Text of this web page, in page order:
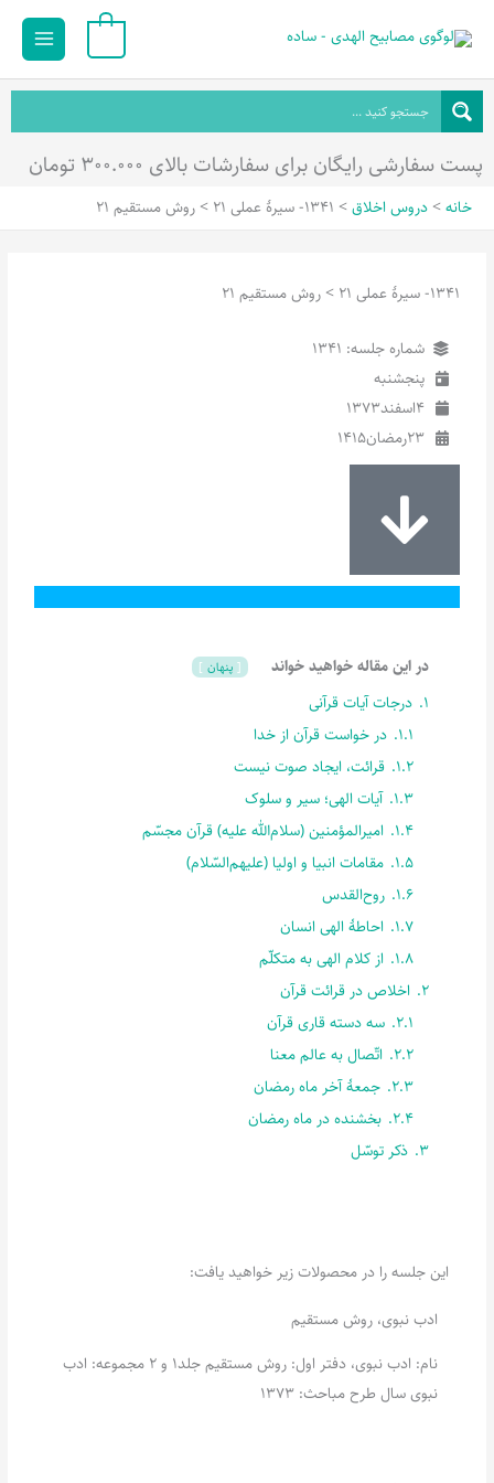
محتوا
Main
پست سفارشی رایگان برای سفارشات بالای ۳۰۰.۰۰۰ تومان
خانه دروس اخلاق 1341- سیرۀ عملی 21 > روش مستقیم 21
1341- سیرۀ عملی 21 > روش مستقیم 21
شماره جلسه: 1341
پنجشنبه
4اسفند1373
23رمضان1415
در این مقاله خواهید خواند پنهان
1. درجات آیات قرآنی
1.1. در خواست قرآن از خدا
1.2. قرائت، ایجاد صوت نیست
1.3. آیات الهی؛ سیر و سلوک
1.4. امیرالمؤمنین (سلام‌الله علیه) قرآن مجسّم
1.5. مقامات انبیا و اولیا (علیهم‌السّلام)
1.6. روح‌القدس
1.7. احاطۀ الهی انسان
1.8. از کلام الهی به متکلّم
2. اخلاص در قرائت قرآن
2.1. سه دسته قاری قرآن
2.2. اتّصال به عالم معنا
2.3. جمعۀ آخر ماه رمضان
2.4. بخشنده در ماه رمضان
3. ذکر توسّل
این جلسه را در محصولات زیر خواهید یافت:
ادب نبوی، روش مستقیم
نام: ادب نبوی، دفتر اول: روش مستقیم جلد1 و 2 مجموعه: ادب
نبوی سال طرح مباحث: 1373